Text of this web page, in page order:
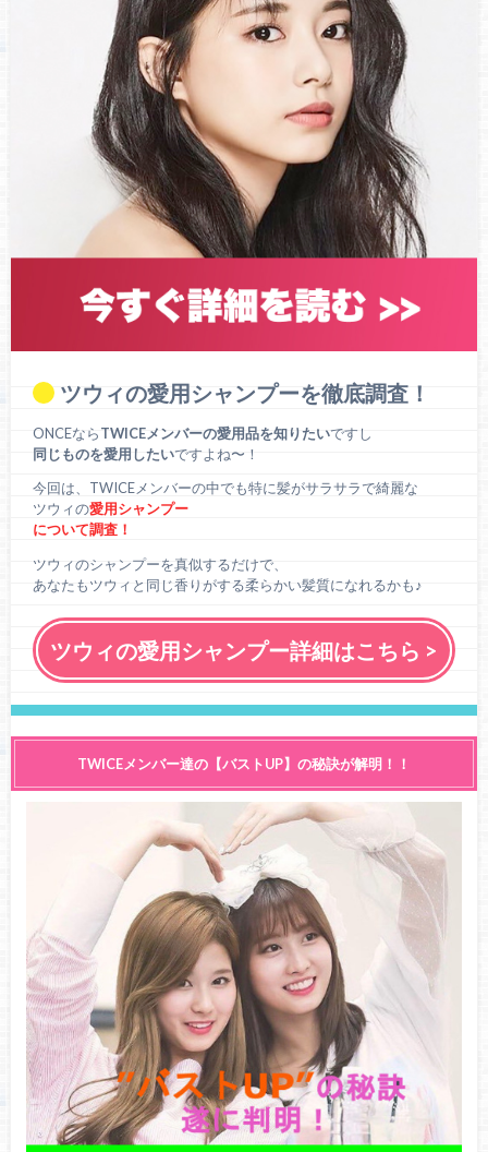
ツウィの愛用シャンプーを徹底調査！
ONCEならTWICEメンバーの愛用品を知りたいですし
同じものを愛用したいですよね〜！
今回は、TWICEメンバーの中でも特に髪がサラサラで綺麗な
ツウィの愛用シャンプー
について調査！
ツウィのシャンプーを真似するだけで、
あなたもツウィと同じ香りがする柔らかい髪質になれるかも♪
ツウィの愛用シャンプー詳細はこちら >
TWICEメンバー達の【バストUP】の秘訣が解明！！